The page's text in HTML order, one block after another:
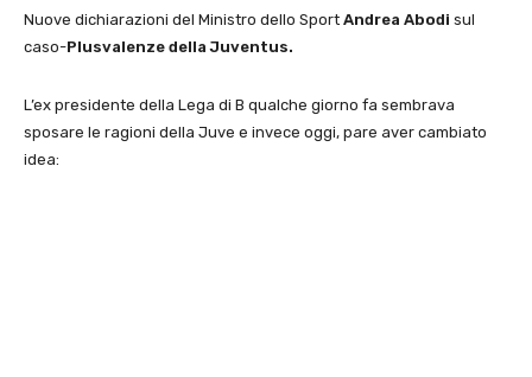
Nuove dichiarazioni del Ministro dello Sport Andrea Abodi sul
caso-Plusvalenze della Juventus.
L’ex presidente della Lega di B qualche giorno fa sembrava
sposare le ragioni della Juve e invece oggi, pare aver cambiato
idea: